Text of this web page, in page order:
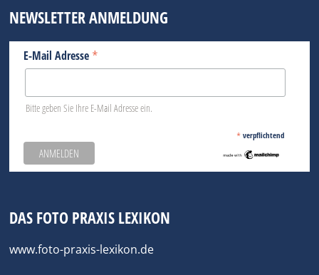
NEWSLETTER ANMELDUNG
E-Mail Adresse *
Bitte geben Sie Ihre E-Mail Adresse ein.
* verpflichtend
DAS FOTO PRAXIS LEXIKON
www.foto-praxis-lexikon.de